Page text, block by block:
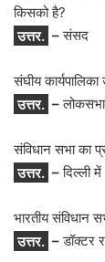
किसको है?
उत्तर. –संसद
संघीय कार्यपालिका
उत्तर. –
संविधान सभा का
उत्तर. –दिल्ली में
भारतीय संविधान
उत्तर. –डॉक्टर